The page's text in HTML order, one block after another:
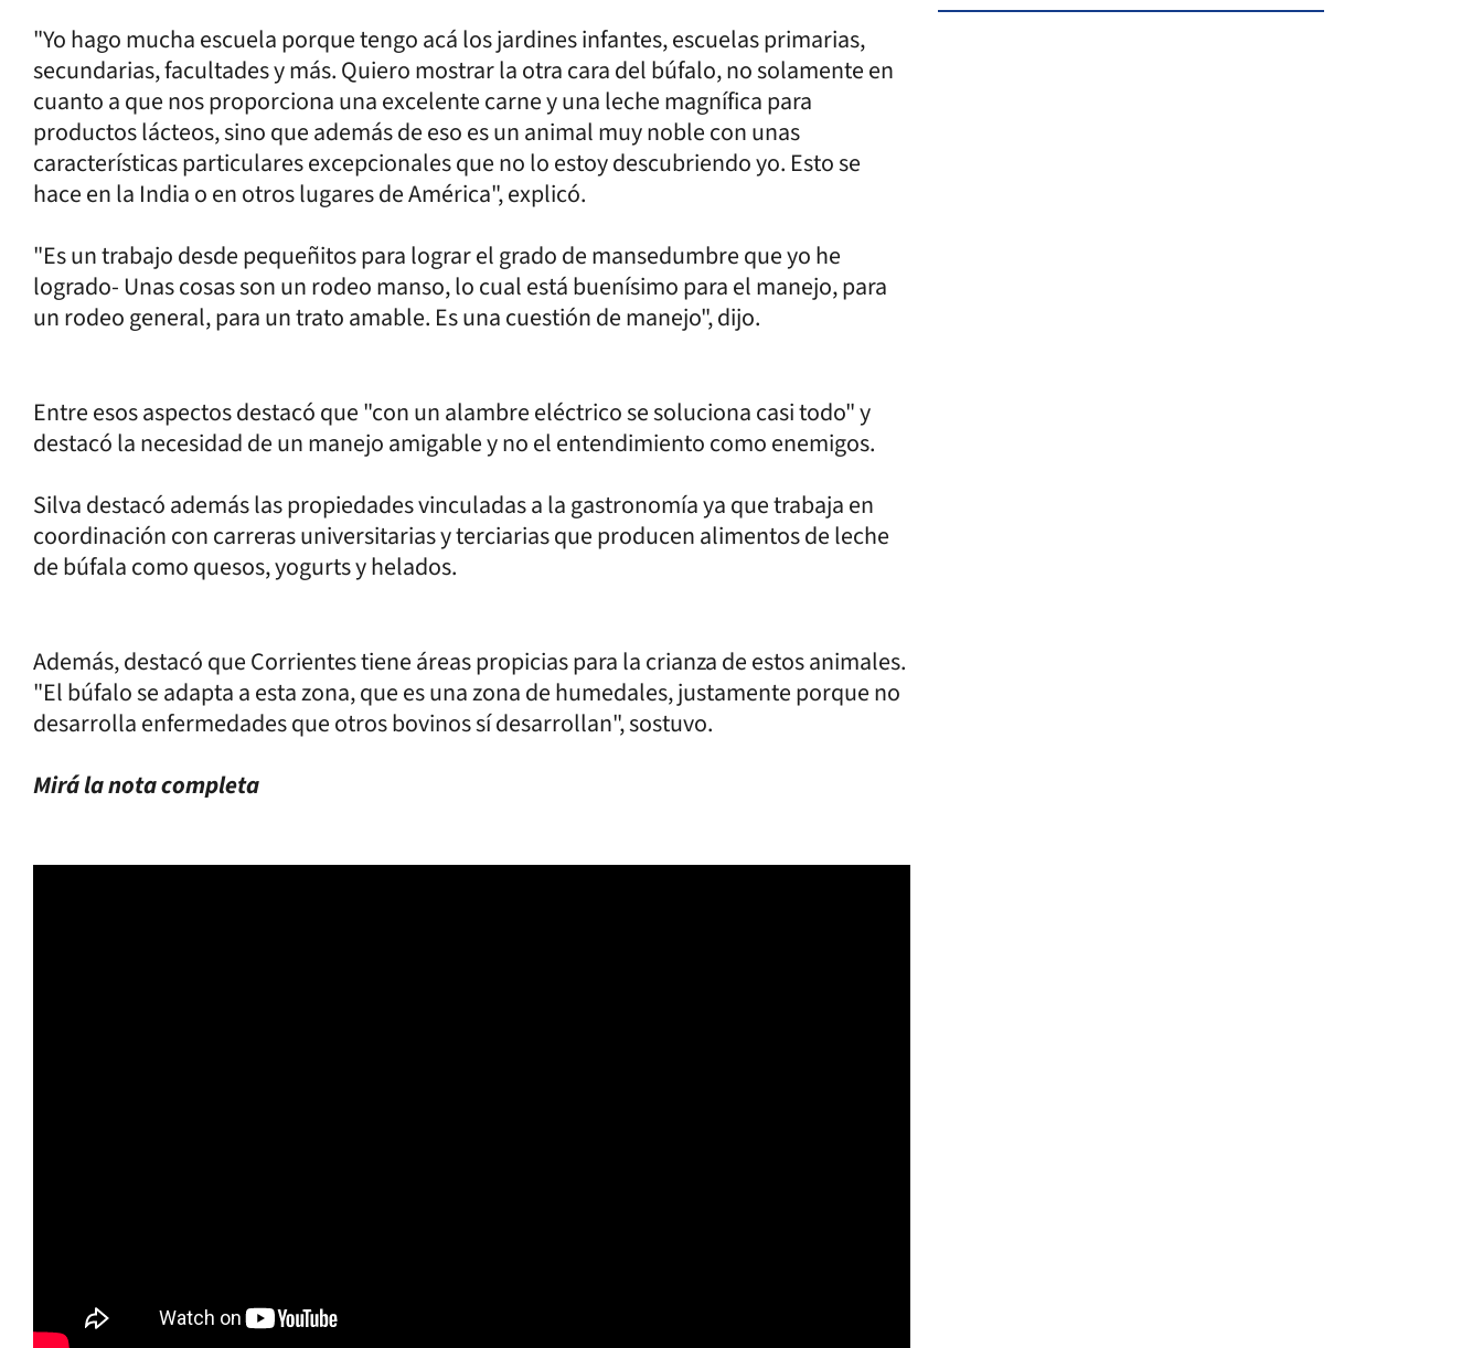
"Yo hago mucha escuela porque tengo acá los jardines infantes, escuelas primarias,
secundarias, facultades y más. Quiero mostrar la otra cara del búfalo, no solamente en
cuanto a que nos proporciona una excelente carne y una leche magnífica para
productos lácteos, sino que además de eso es un animal muy noble con unas
características particulares excepcionales que no lo estoy descubriendo yo. Esto se
hace en la India o en otros lugares de América", explicó.
"Es un trabajo desde pequeñitos para lograr el grado de mansedumbre que yo he
logrado- Unas cosas son un rodeo manso, lo cual está buenísimo para el manejo, para
un rodeo general, para un trato amable. Es una cuestión de manejo", dijo.
Entre esos aspectos destacó que "con un alambre eléctrico se soluciona casi todo" y
destacó la necesidad de un manejo amigable y no el entendimiento como enemigos.
Silva destacó además las propiedades vinculadas a la gastronomía ya que trabaja en
coordinación con carreras universitarias y terciarias que producen alimentos de leche
de búfala como quesos, yogurts y helados.
Además, destacó que Corrientes tiene áreas propicias para la crianza de estos animales.
"El búfalo se adapta a esta zona, que es una zona de humedales, justamente porque no
desarrolla enfermedades que otros bovinos sí desarrollan", sostuvo.
Mirá la nota completa